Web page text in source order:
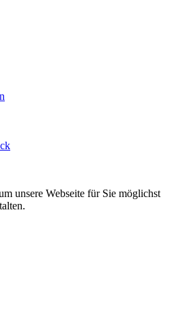
unsere Webseite für Sie möglichst